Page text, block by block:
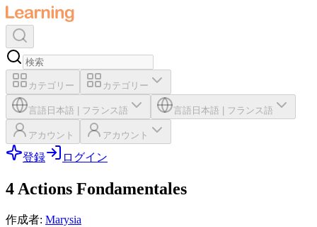
カテゴリー カテゴリー
言語 日本語 フランス語 言語 日本語 フランス語
アカウント アカウント
登録 ログイン
4 Actions Fondamentales
作成者: Marysia